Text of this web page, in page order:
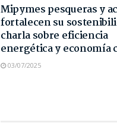
Mipymes pesqueras y
fortalecen su
charla sobre eficiencia
energética y economía
03/07/2025